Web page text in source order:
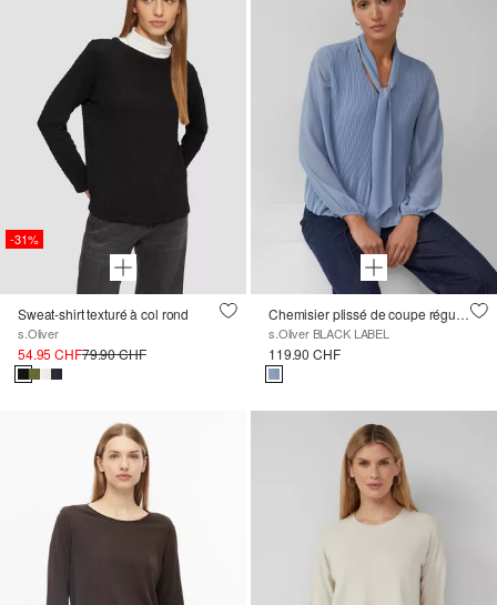
-31%
Sweat-shirt texturé à col rond
s.Oliver
54.95 CHF79.90 CHF
Chemisier plissé de coupe régulière avec col montant et ruban à nouer
s.Oliver BLACK LABEL
119.90 CHF